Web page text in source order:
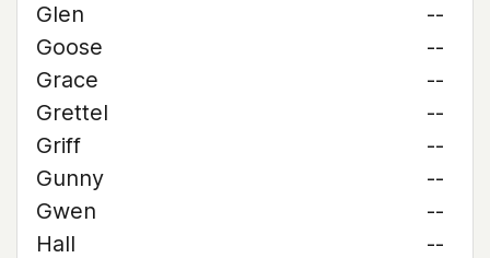
Glen
--
Goose
--
Grace
--
Grettel
--
Griff
--
Gunny
--
Gwen
--
Hall
--